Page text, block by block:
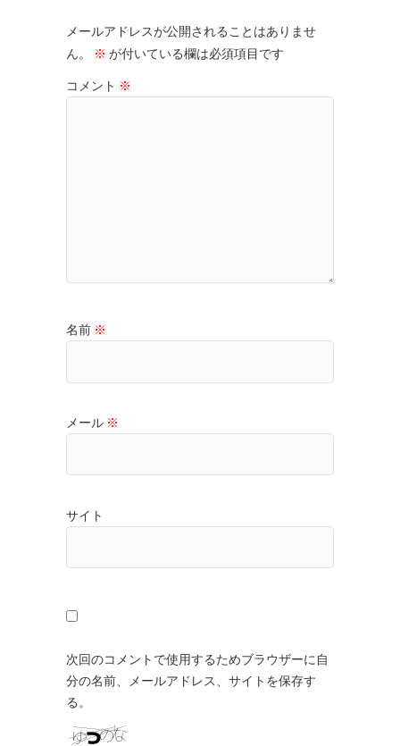
メールアドレスが公開されることはありませ
ん。
※ が付いている欄は必須項目です
コメント ※
名前 ※
メール ※
サイト
次回のコメントで使用するためブラウザーに自
分の名前、メールアドレス、サイトを保存す
る。